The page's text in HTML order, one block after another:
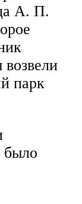
А. П.
парк
было